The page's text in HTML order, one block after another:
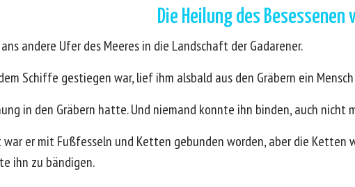
Die Heilung des Besessenen
andere Ufer des Meeres in die Landschaft der Gadarener.
Schiffe gestiegen war, lief ihm alsbald aus den Gräbern ein
in den Gräbern hatte. Und niemand konnte ihn binden, auch nicht
er mit Fußfesseln und Ketten gebunden worden, aber die Ketten
ihn zu bändigen.